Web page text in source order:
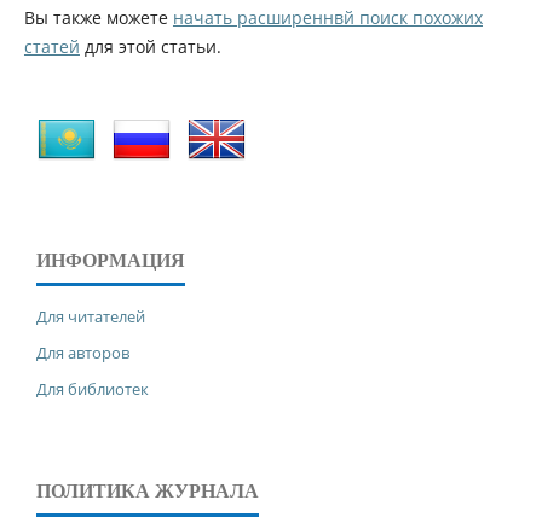
Вы также можете начать расширеннвй поиск похожих
статей для этой статьи.
ИНФОРМАЦИЯ
Для читателей
Для авторов
Для библиотек
ПОЛИТИКА ЖУРНАЛА